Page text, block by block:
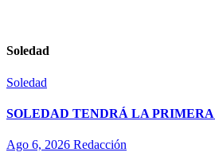
Soledad
Soledad
SOLEDAD TENDRÁ LA
Ago 6, 2026 Redacción